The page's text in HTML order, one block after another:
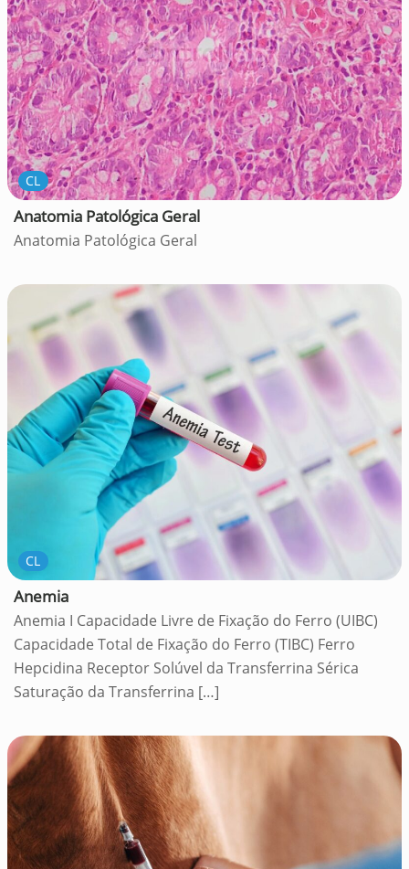
CL
Anatomia Patológica Geral
Anatomia Patológica Geral
CL
Anemia
Anemia I Capacidade Livre de Fixação do Ferro (UIBC)
Capacidade Total de Fixação do Ferro (TIBC) Ferro
Hepcidina Receptor Solúvel da Transferrina Sérica
Saturação da Transferrina […]